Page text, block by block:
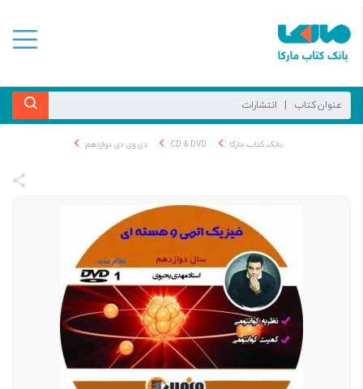
بانک کتاب مارکا CD & DVD دی وی دی دوازدهم